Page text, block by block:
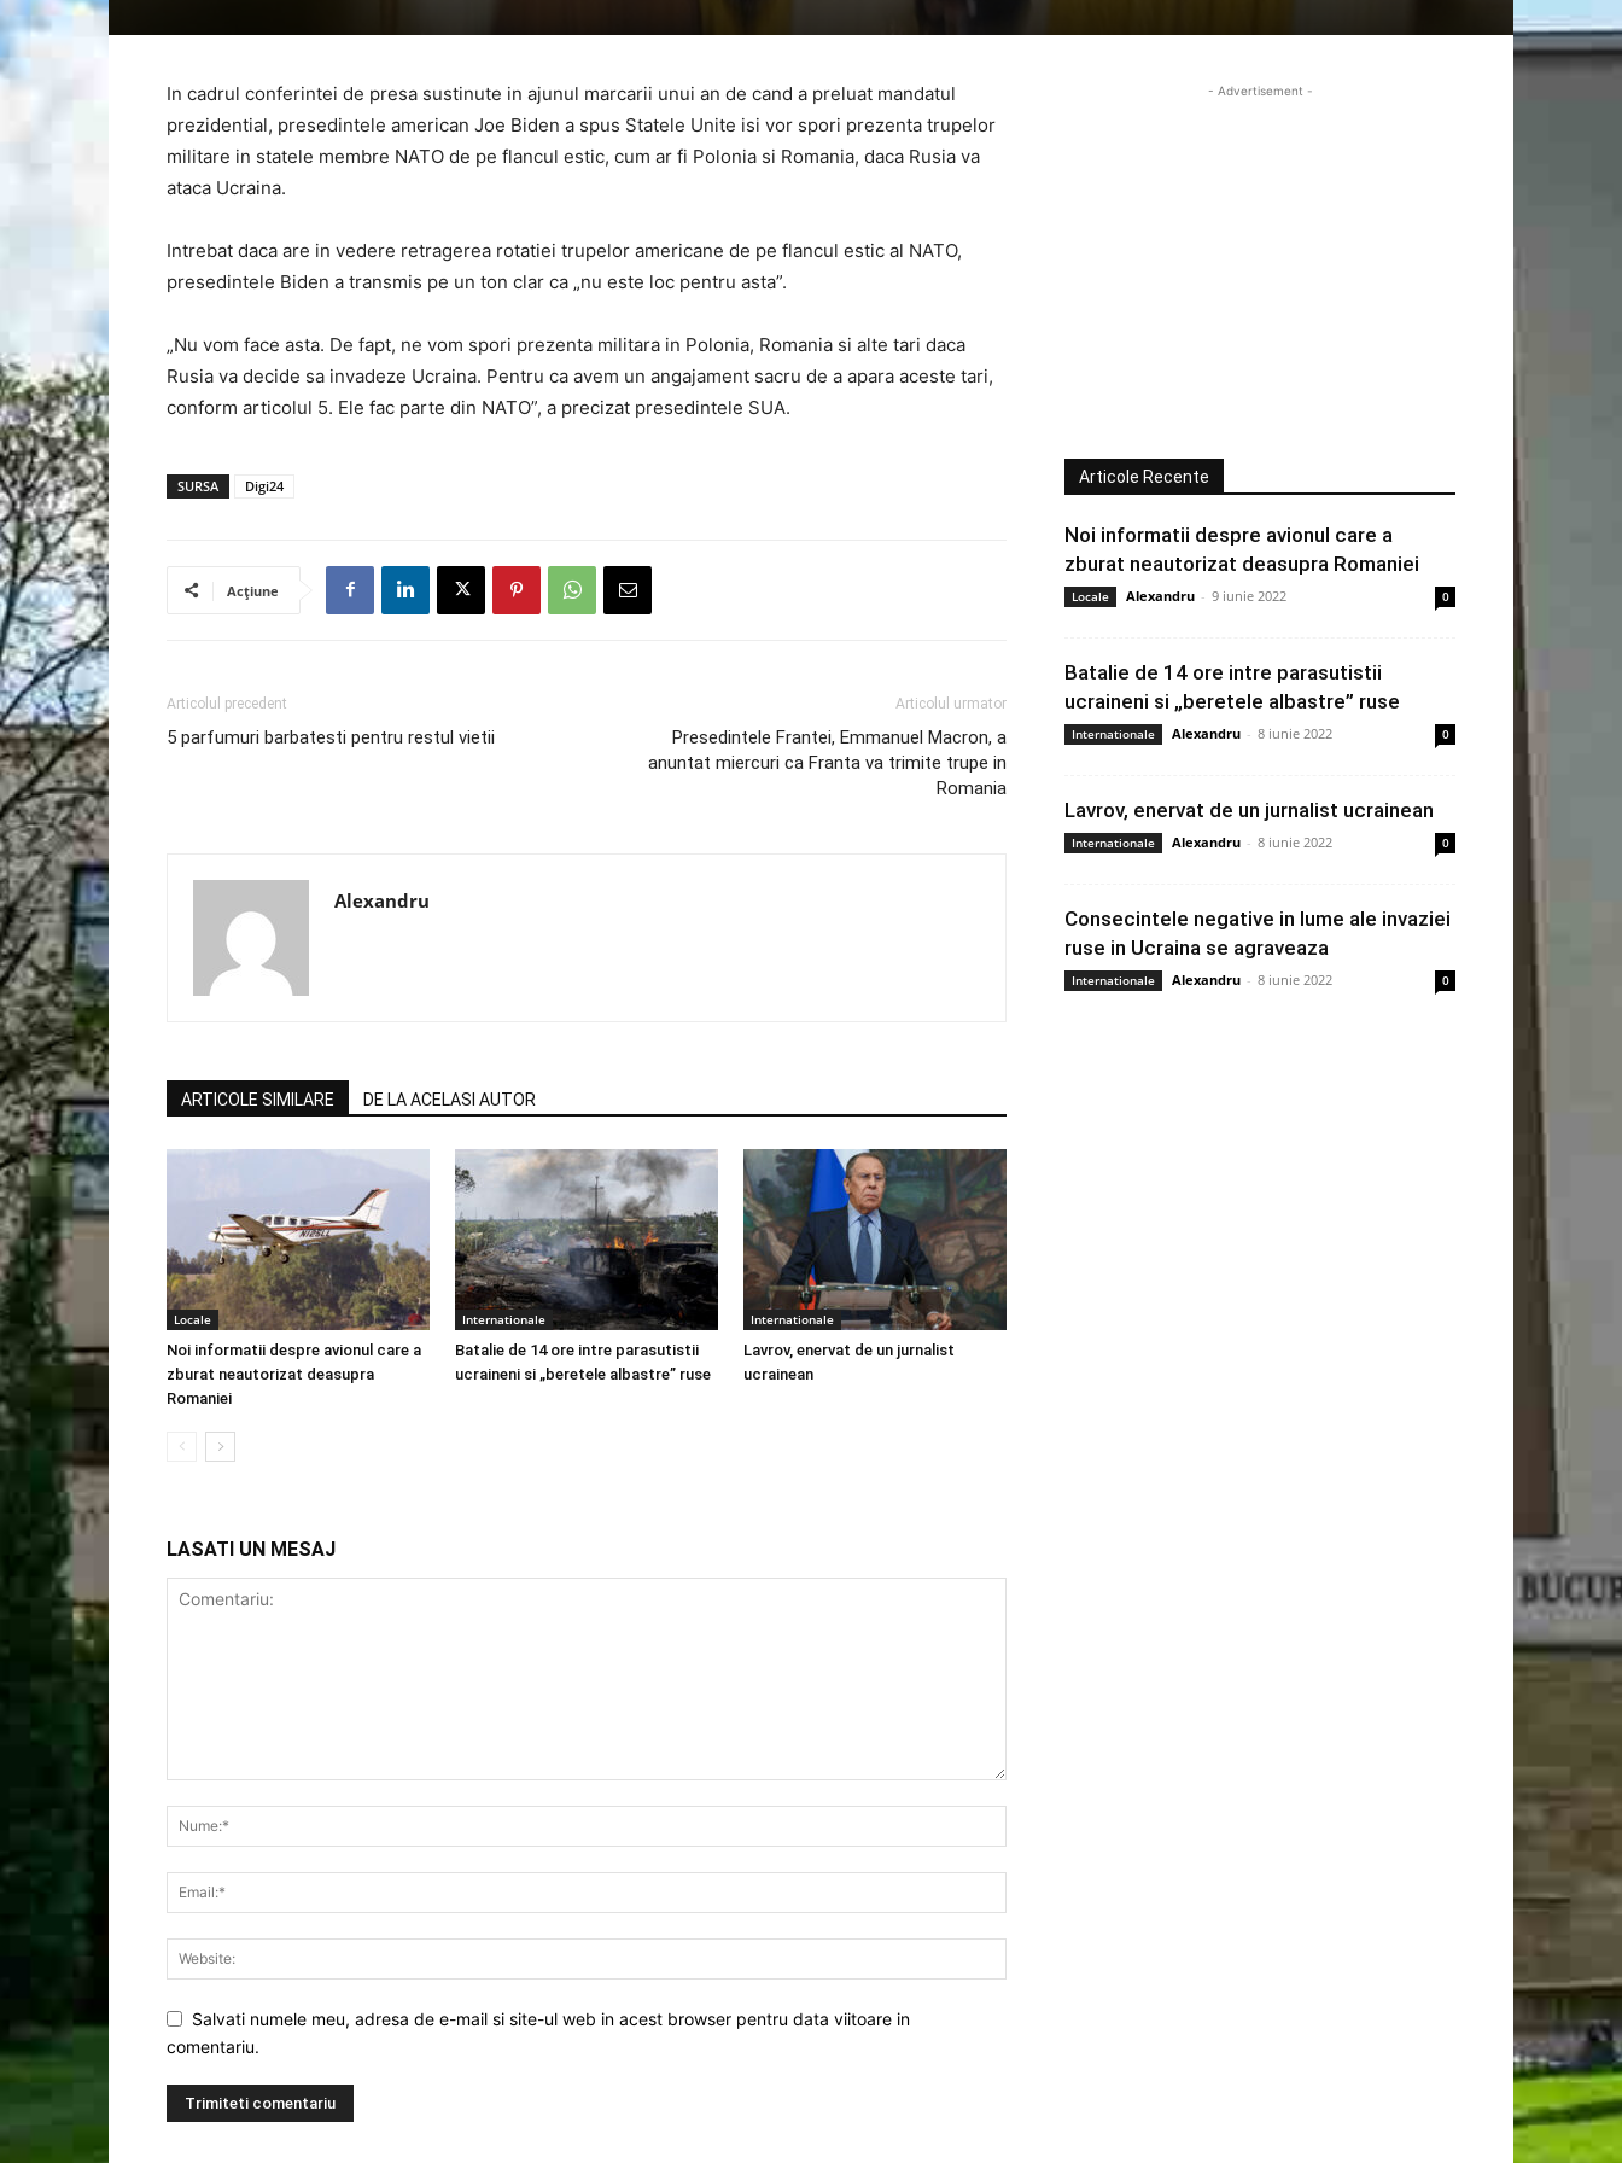
In cadrul conferintei de presa sustinute in ajunul marcarii unui an de cand a preluat mandatul
prezidential, presedintele american Joe Biden a spus Statele Unite isi vor spori prezenta trupelor
militare in statele membre NATO de pe flancul estic, cum ar fi Polonia si Romania, daca Rusia va
ataca Ucraina.
Intrebat daca are in vedere retragerea rotatiei trupelor americane de pe flancul estic al NATO,
presedintele Biden a transmis pe un ton clar ca „nu este loc pentru asta”.
„Nu vom face asta. De fapt, ne vom spori prezenta militara in Polonia, Romania si alte tari daca
Rusia va decide sa invadeze Ucraina. Pentru ca avem un angajament sacru de a apara aceste tari,
conform articolul 5. Ele fac parte din NATO”, a precizat presedintele SUA.
SURSA Digi24
Acțiune
Articolul precedent
5 parfumuri barbatesti pentru restul vietii
Articolul urmator
Presedintele Frantei, Emmanuel Macron, a
anuntat miercuri ca Franta va trimite trupe in
Romania
Alexandru
ARTICOLE SIMILARE DE LA ACELASI AUTOR
Locale
Noi informatii despre avionul care a
zburat neautorizat deasupra
Romaniei
Internationale
Batalie de 14 ore intre parasutistii
ucraineni si „beretele albastre” ruse
Internationale
Lavrov, enervat de un jurnalist
ucrainean
LASATI UN MESAJ
Salvati numele meu, adresa de e-mail si site-ul web in acest browser pentru data viitoare in
comentariu.
- Advertisement -
Articole Recente
Noi informatii despre avionul care a
zburat neautorizat deasupra Romaniei
Locale Alexandru - 9 iunie 2022 0
Batalie de 14 ore intre parasutistii
ucraineni si „beretele albastre” ruse
Internationale Alexandru - 8 iunie 2022 0
Lavrov, enervat de un jurnalist ucrainean
Internationale Alexandru - 8 iunie 2022 0
Consecintele negative in lume ale invaziei
ruse in Ucraina se agraveaza
Internationale Alexandru - 8 iunie 2022 0